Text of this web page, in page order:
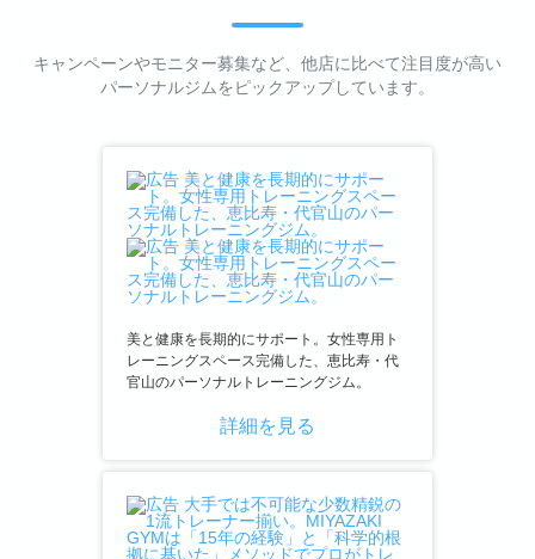
キャンペーンやモニター募集など、他店に比べて注目度が高い
パーソナルジムをピックアップしています。
美と健康を長期的にサポート。女性専用ト
レーニングスペース完備した、恵比寿・代
官山のパーソナルトレーニングジム。
詳細を見る